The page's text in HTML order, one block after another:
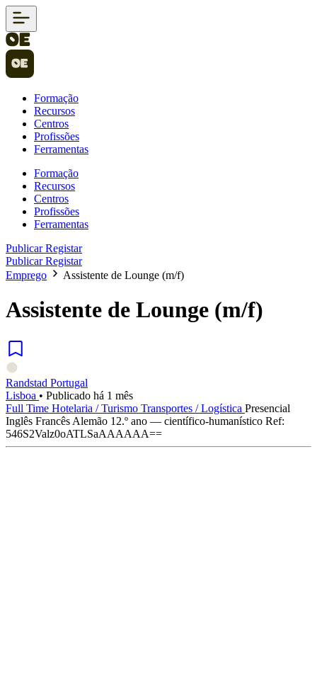
Formação
Recursos
Centros
Profissões
Ferramentas
Formação
Recursos
Centros
Profissões
Ferramentas
PublicarRegistar
PublicarRegistar
Emprego
Assistente de Lounge (m/f)
Assistente de Lounge (m/f)
Randstad Portugal
Lisboa • Publicado há 1 mês
Full Time Hotelaria / Turismo Transportes / Logística Presencial
Inglês Francês Alemão 12.º ano — científico-humanístico Ref:
546S2Valz0oATLSaAAAAAA==